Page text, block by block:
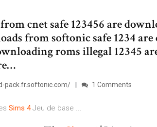
cnet safe 123456 are
from softonic safe 1234
roms illegal 12345
pack.fr.softonic.com/ 1 Comments
Sims 4Jeu de base ...